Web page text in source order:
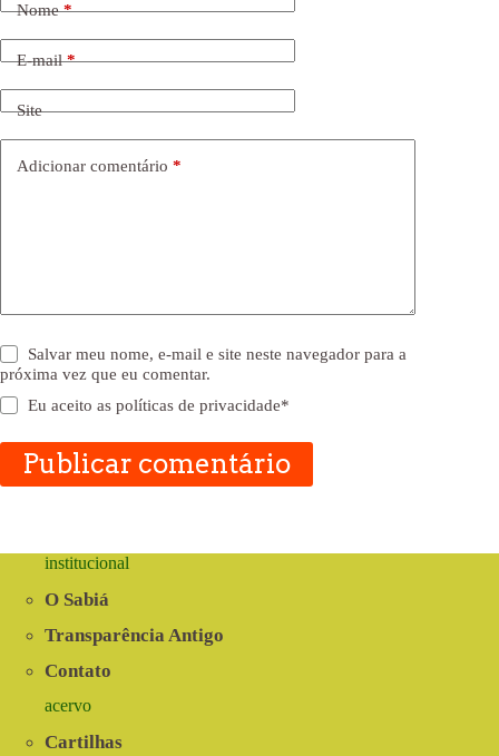
Nome*
E-mail*
Site
Adicionar comentário *
Salvar meu nome, e-mail e site neste navegador para a
próxima vez que eu comentar.
Eu aceito aspolíticas de privacidade*
Publicar comentário
institucional
O Sabiá
Transparência Antigo
Contato
acervo
Cartilhas